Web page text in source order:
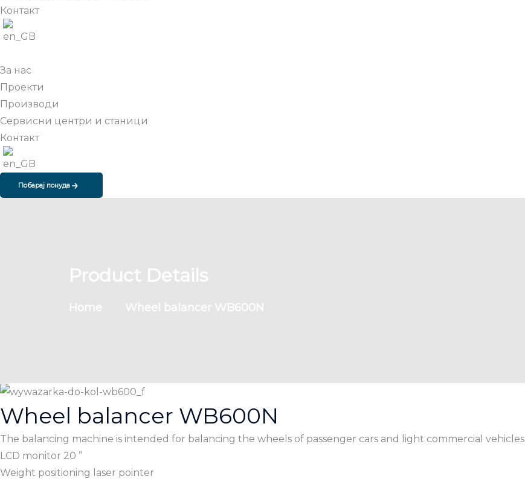
Контакт
За нас
Проекти
Производи
Сервисни центри и станици
Контакт
Побарај понуда
Product Details
Home Wheel balancer WB600N
Wheel balancer WB600N
The balancing machine is intended for balancing the wheels of passenger cars and light commercial vehicles
LCD monitor 20 ”
Weight positioning laser pointer